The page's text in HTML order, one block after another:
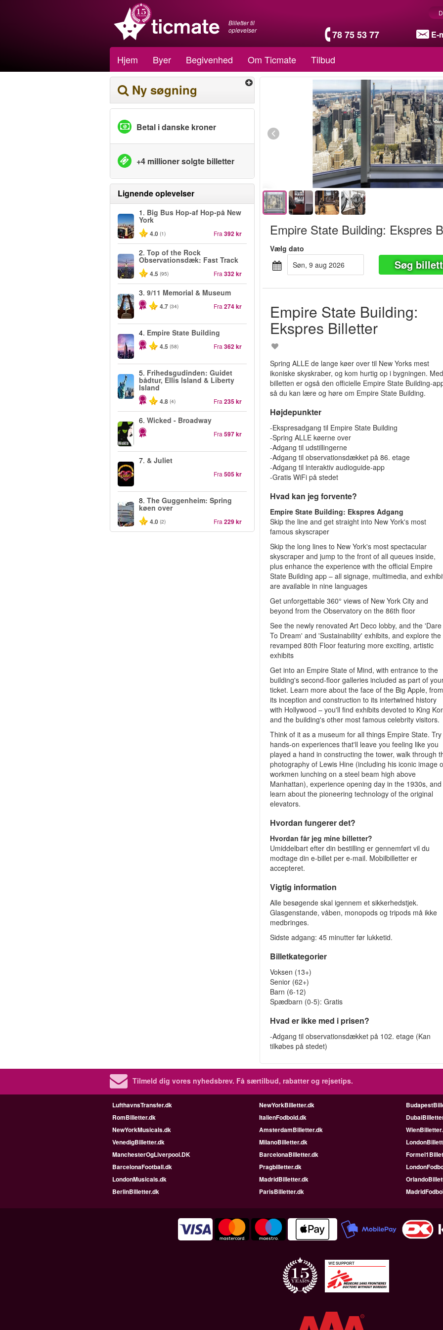
Billetter til
oplevelser
78 75 53 77 E-
Hjem Byer Begivenhed Om Ticmate Tilbud
Ny søgning
Betal i danske kroner
+4 millioner solgte billetter
Lignende oplevelser
1. Big Bus Hop-af Hop-på New
York
4.0 (1) Fra 392 kr
2. Top of the Rock
Observationsdæk: Fast Track
4.5 (95) Fra 332 kr
3. 9/11 Memorial & Museum
4.7 (34) Fra 274 kr
4. Empire State Building
4.5 (58) Fra 362 kr
5. Frihedsgudinden: Guidet
bådtur, Ellis Island & Liberty
Island
4.8 (4) Fra 235 kr
6. Wicked - Broadway
Fra 597 kr
7. & Juliet
Fra 505 kr
8. The Guggenheim: Spring
køen over
4.0 (2) Fra 229 kr
Empire State Building: Ekspres
Vælg dato
søn, 9 aug 2026
Søg
Empire State Building:
Ekspres Billetter
Spring ALLE de lange køer over til New Yorks mest
ikoniske skyskraber, og kom hurtig op i bygningen.
billetten er også den officielle Empire State Building-
så du kan lære og høre om Empire State Building.
Højdepunkter
-Ekspresadgang til Empire State Building
-Spring ALLE køerne over
-Adgang til udstillingerne
-Adgang til observationsdækket på 86. etage
-Adgang til interaktiv audioguide-app
-Gratis WiFi på stedet
Hvad kan jeg forvente?
Empire State Building: Ekspres Adgang
Skip the line and get straight into New York's most
famous skyscraper
Skip the long lines to New York's most spectacular
skyscraper and jump to the front of all queues inside,
plus enhance the experience with the official Empire
State Building app – all signage, multimedia, and
are available in nine languages
Get unforgettable 360° views of New York City and
beyond from the Observatory on the 86th floor
See the newly renovated Art Deco lobby, and the 'Dare
To Dream' and 'Sustainability' exhibits, and explore the
revamped 80th Floor featuring more exciting, artistic
exhibits
Get into an Empire State of Mind, with entrance to the
building's second-floor galleries included as part of
ticket. Learn more about the face of the Big Apple, from
its inception and construction to its intertwined history
with Hollywood – you'll find exhibits devoted to King
and the building's other most famous celebrity visitors.
Think of it as a museum for all things Empire State. Try
hands-on experiences that'll leave you feeling like you
played a hand in constructing the tower, walk through
photography of Lewis Hine (including his iconic image
workmen lunching on a steel beam high above
Manhattan), experience opening day in the 1930s, and
learn about the pioneering technology of the original
elevators.
Hvordan fungerer det?
Hvordan får jeg mine billetter?
Umiddelbart efter din bestilling er gennemført vil du
modtage din e-billet per e-mail. Mobilbilletter er
accepteret.
Vigtig information
Alle besøgende skal igennem et sikkerhedstjek.
Glasgenstande, våben, monopods og tripods må ikke
medbringes.
Sidste adgang: 45 minutter før lukketid.
Billetkategorier
Voksen (13+)
Senior (62+)
Barn (6-12)
Spædbarn (0-5): Gratis
Hvad er ikke med i prisen?
-Adgang til observationsdækket på 102. etage (Kan
tilkøbes på stedet)
Tilmeld dig vores nyhedsbrev. Få særtilbud, rabatter og rejsetips.
LufthavnsTransfer.dk NewYorkBilletter.dk
RomBilletter.dk
ItalienFodbold.dk
NewYorkMusicals.dk
AmsterdamBilletter.dk
VenedigBilletter.dk
MilanoBilletter.dk
ManchesterOgLiverpool.DK
BarcelonaBilletter.dk
BarcelonaFootball.dk
Pragbilletter.dk
LondonMusicals.dk
MadridBilletter.dk
BerlinBilletter.dk
ParisBilletter.dk
WE SUPPORT